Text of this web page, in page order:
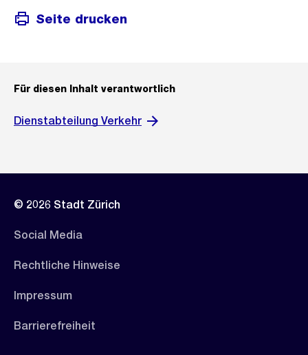
Seite drucken
Für diesen Inhalt verantwortlich
Dienstabteilung Verkehr
© 2026 Stadt Zürich
Social Media
Rechtliche Hinweise
Impressum
Barrierefreiheit